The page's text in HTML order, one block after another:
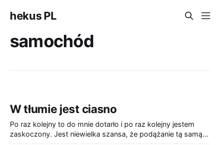
hekus PL
samochód
W tłumie jest ciasno
Po raz kolejny to do mnie dotarło i po raz kolejny jestem
zaskoczony. Jest niewielka szansa, że podążanie tą samą